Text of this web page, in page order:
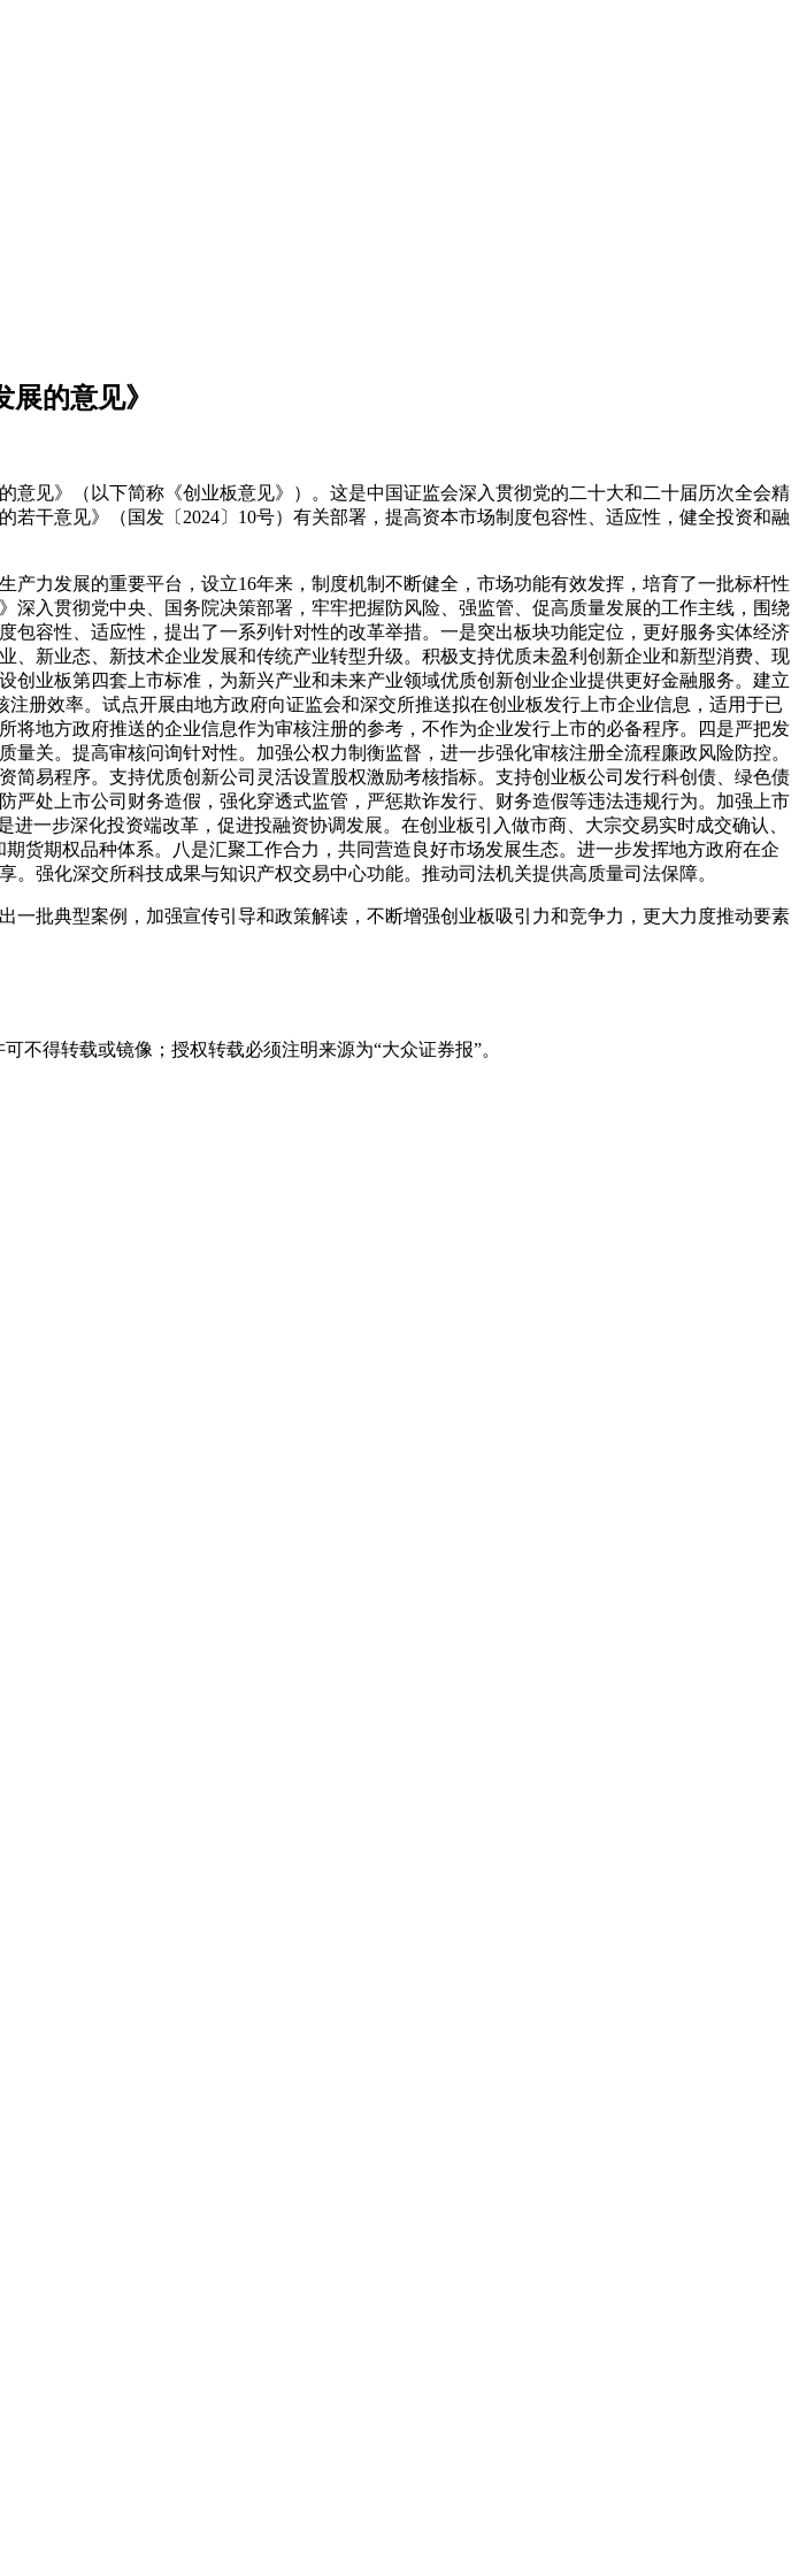
的意见》
见》（以下简称《创业板意见》）。这是中国证监会深入贯彻党的二十大和二十届历次全会精
干意见》（国发〔2024〕10号）有关部署，提高资本市场制度包容性、适应性，健全投资和融
力发展的重要平台，设立16年来，制度机制不断健全，市场功能有效发挥，培育了一批标杆性
入贯彻党中央、国务院决策部署，牢牢把握防风险、强监管、促高质量发展的工作主线，围绕
容性、适应性，提出了一系列针对性的改革举措。一是突出板块功能定位，更好服务实体经济
新业态、新技术企业发展和传统产业转型升级。积极支持优质未盈利创新企业和新型消费、现
业板第四套上市标准，为新兴产业和未来产业领域优质创新创业企业提供更好金融服务。建立
册效率。试点开展由地方政府向证监会和深交所推送拟在创业板发行上市企业信息，适用于已
地方政府推送的企业信息作为审核注册的参考，不作为企业发行上市的必备程序。四是严把发
关。提高审核问询针对性。加强公权力制衡监督，进一步强化审核注册全流程廉政风险防控。
易程序。支持优质创新公司灵活设置股权激励考核指标。支持创业板公司发行科创债、绿色债
处上市公司财务造假，强化穿透式监管，严惩欺诈发行、财务造假等违法违规行为。加强上市
一步深化投资端改革，促进投融资协调发展。在创业板引入做市商、大宗交易实时成交确认、
货期权品种体系。八是汇聚工作合力，共同营造良好市场发展生态。进一步发挥地方政府在企
强化深交所科技成果与知识产权交易中心功能。推动司法机关提供高质量司法保障。
批典型案例，加强宣传引导和政策解读，不断增强创业板吸引力和竞争力，更大力度推动要素
不得转载或镜像；授权转载必须注明来源为“大众证券报”。